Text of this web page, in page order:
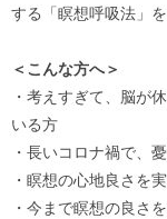
する「瞑想呼吸法」
＜こんな方へ＞
・考えすぎて、脳が
いる方
・長いコロナ禍で、
・瞑想の心地良さを
・今まで瞑想の良さ